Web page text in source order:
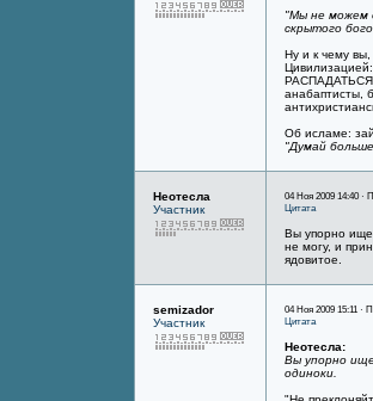
"Мы не можем
скрытого
Ну и к чему вы,
РАСПАДАТЬСЯ
анабаптисты,
Об исламе:
"Думай
Неотесла
Участник
04 Ноя 2009 14:40 ·
Цитата
Вы упорно
не могу, и
ядовитое.
semizador
Участник
04 Ноя 2009 15:11 ·
Цитата
Неотесла:
Вы упорно
одиноки.